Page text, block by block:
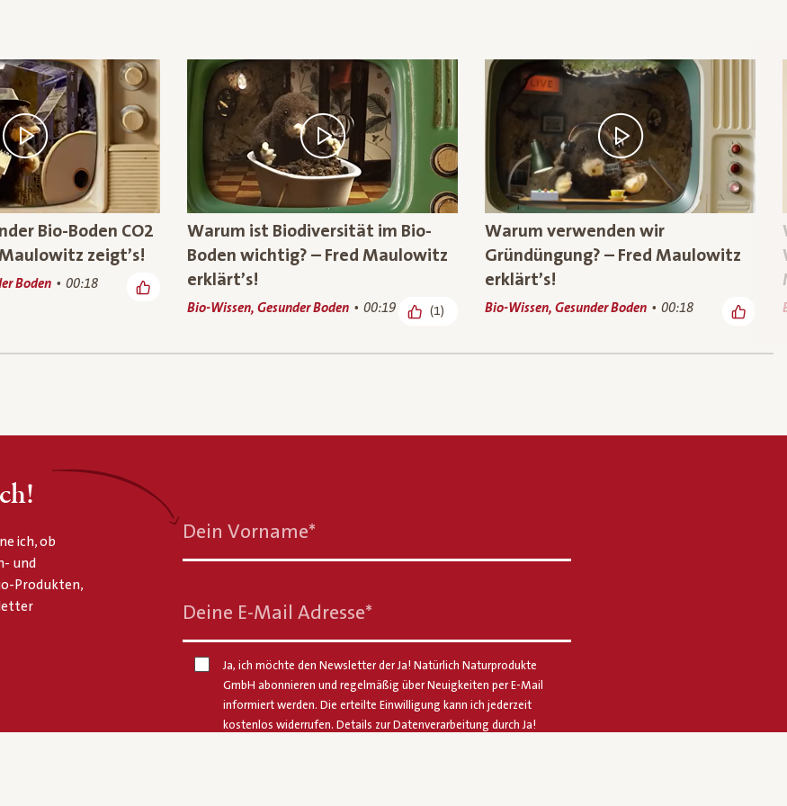
Bio-Boden CO2
zeigt’s!
Boden 00:18
Warum ist Biodiversität im Bio-
Boden wichtig? – Fred Maulowitz
erklärt’s!
Bio-Wissen, Gesunder Boden 00:19 (1)
Warum verwenden wir
Gründüngung? – Fred Maulowitz
erklärt’s!
Bio-Wissen, Gesunder Boden 00:18
ich, ob
und
Produkten,
Dein Vorname*
Deine E-Mail Adresse*
Ja, ich möchte den Newsletter der Ja! Natürlich Naturprodukte
GmbH abonnieren und regelmäßig über Neuigkeiten per E-Mail
informiert werden. Die erteilte Einwilligung kann ich jederzeit
kostenlos widerrufen. Details zur Datenverarbeitung durch Ja!